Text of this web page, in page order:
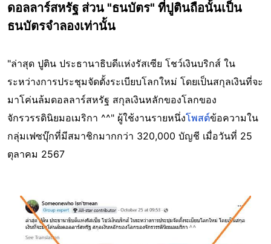
ดอลลาร์สหรัฐ ส่วน "ธนบัตร" ที่ปูตินถือนั้นเป็น
ธนบัตรจำลองเท่านั้น
"ล่าสุด ปูติน ประธานาธิบดีเเห่งรัสเซีย โชว์เงินบริกส์ ใน
ระหว่างการประชุมจัดตั้งระเบียบโลกใหม่ โดยเป็นสกุลเงินที่จะ
มาโค่นล้มดอลลาร์สหรัฐ สกุลเงินหลักของโลกของ
จักรวรรดินิยมอเมริกา ^^" ผู้ใช้งานรายหนึ่งโพสต์ข้อความใน
กลุ่มเฟซบุ๊กที่มีสมาชิกมากกว่า 320,000 บัญชี เมื่อวันที่ 25
ตุลาคม 2567
Image